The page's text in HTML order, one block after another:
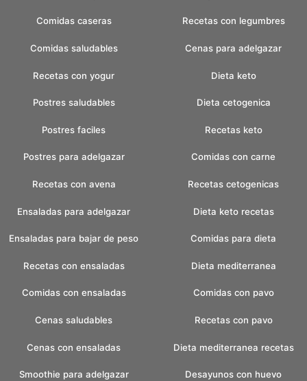
Comidas caseras
Comidas saludables
Recetas con yogur
Postres saludables
Postres faciles
Postres para adelgazar
Recetas con avena
Ensaladas para adelgazar
Ensaladas para bajar de peso
Recetas con ensaladas
Comidas con ensaladas
Cenas saludables
Cenas con ensaladas
Smoothie para adelgazar
Recetas con legumbres
Cenas para adelgazar
Dieta keto
Dieta cetogenica
Recetas keto
Comidas con carne
Recetas cetogenicas
Dieta keto recetas
Comidas para dieta
Dieta mediterranea
Comidas con pavo
Recetas con pavo
Dieta mediterranea recetas
Desayunos con huevo